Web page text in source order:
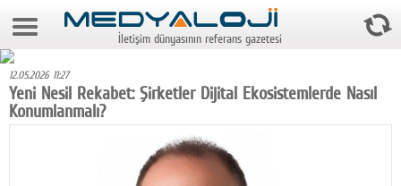
7 Ağustos 2026 22:48:55
Foto Galeri
Video Galeri
İletişim dünyasının referans gazetesi
12.05.2026 11:27
Yeni Nesil Rekabet: Şirketler Dijital Ekosistemlerde Nasıl
Konumlanmalı?